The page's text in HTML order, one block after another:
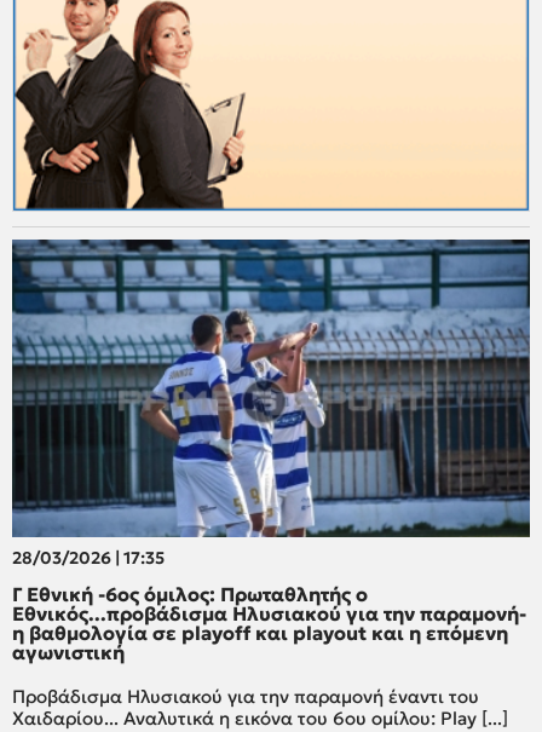
28/03/2026 | 17:35
Γ Εθνική -6ος όμιλος: Πρωταθλητής ο
Εθνικός...προβάδισμα Ηλυσιακού για την παραμονή-
η βαθμολογία σε playoff και playout και η επόμενη
αγωνιστική
Προβάδισμα Ηλυσιακού για την παραμονή έναντι του
Χαιδαρίου... Αναλυτικά η εικόνα του 6ου ομίλου: Play [...]